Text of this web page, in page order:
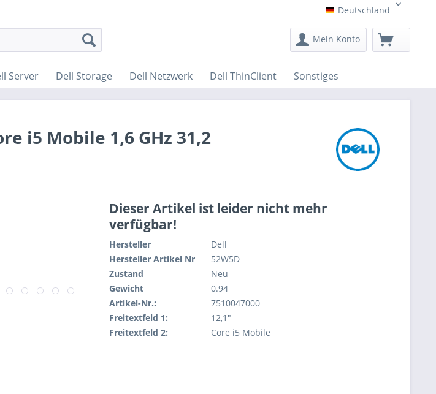
Deutschland
Deutschland
Mein Konto
Server Dell Storage Dell Netzwerk Dell ThinClient Sonstiges
i5 Mobile 1,6 GHz 31,2
Dieser Artikel ist leider nicht mehr
verfügbar!
Hersteller
Dell
Hersteller Artikel Nr
52W5D
Zustand
Neu
Gewicht
0.94
Artikel-Nr.:
7510047000
Freitextfeld 1:
12,1"
Freitextfeld 2:
Core i5 Mobile